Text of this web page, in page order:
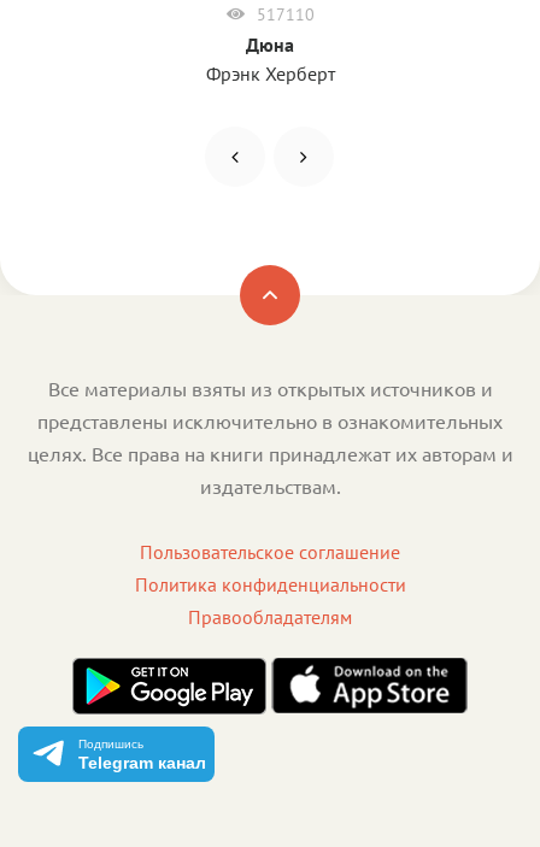
517110
Дюна
Фрэнк Херберт
Все материалы взяты из открытых источников и
представлены исключительно в ознакомительных
целях. Все права на книги принадлежат их авторам и
издательствам.
Пользовательское соглашение
Политика конфиденциальности
Правообладателям
Подпишись
Telegram канал